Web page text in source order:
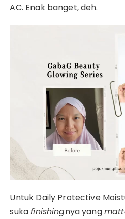
AC. Enak banget, deh.
Untuk Daily Protective
sukafinishingnya yang